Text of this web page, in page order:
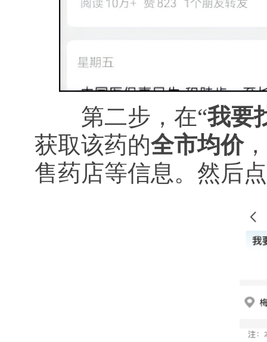
第二步，在“我要
获取该药的全市均价
售药店等信息。然后